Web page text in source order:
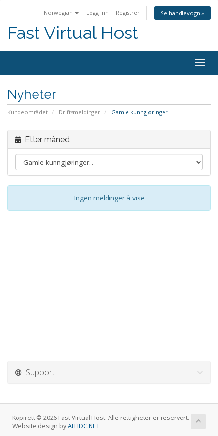
Norwegian Logg inn Registrer Se handlevogn »
Fast Virtual Host
Bytt
Nyheter
Kundeområdet Driftsmeldinger Gamle kunngjøringer
Etter måned
Ingen meldinger å vise
Support
Kopirett © 2026 Fast Virtual Host. Alle rettigheter er reservert.
Website design byALLIDC.NET